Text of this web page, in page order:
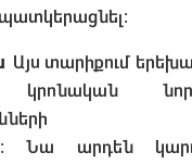
Այս տարիքում
Նա արդեն